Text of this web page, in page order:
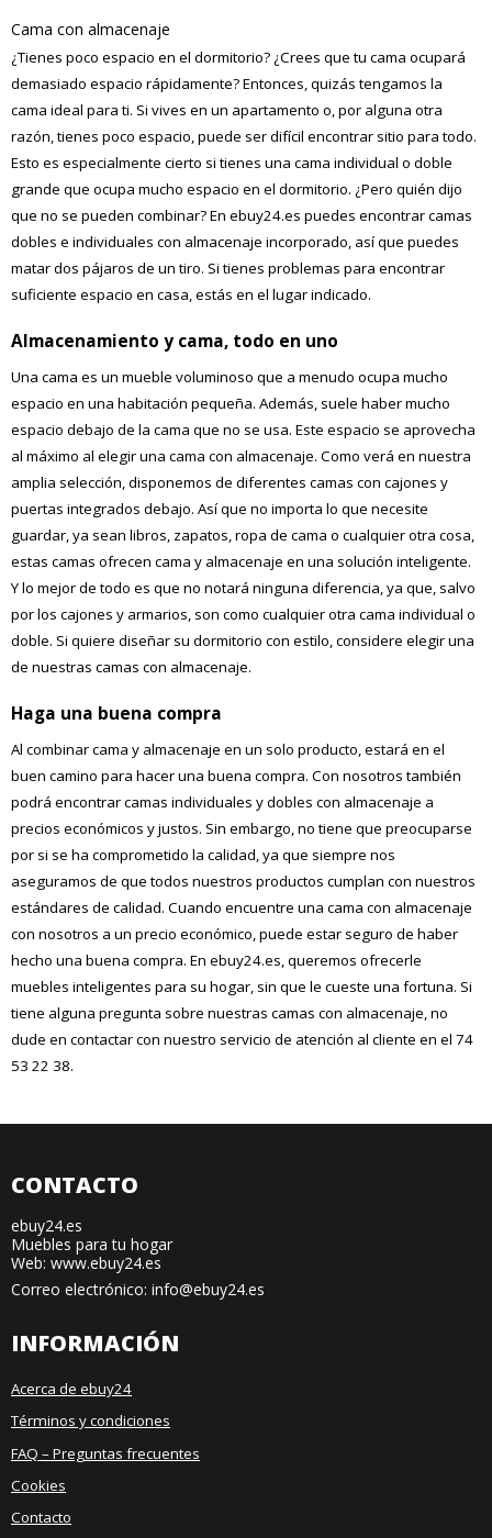
Cama con almacenaje
¿Tienes poco espacio en el dormitorio? ¿Crees que tu cama ocupará
demasiado espacio rápidamente? Entonces, quizás tengamos la
cama ideal para ti. Si vives en un apartamento o, por alguna otra
razón, tienes poco espacio, puede ser difícil encontrar sitio para todo.
Esto es especialmente cierto si tienes una cama individual o doble
grande que ocupa mucho espacio en el dormitorio. ¿Pero quién dijo
que no se pueden combinar? En ebuy24.es puedes encontrar camas
dobles e individuales con almacenaje incorporado, así que puedes
matar dos pájaros de un tiro. Si tienes problemas para encontrar
suficiente espacio en casa, estás en el lugar indicado.
Almacenamiento y cama, todo en uno
Una cama es un mueble voluminoso que a menudo ocupa mucho
espacio en una habitación pequeña. Además, suele haber mucho
espacio debajo de la cama que no se usa. Este espacio se aprovecha
al máximo al elegir una cama con almacenaje. Como verá en nuestra
amplia selección, disponemos de diferentes camas con cajones y
puertas integrados debajo. Así que no importa lo que necesite
guardar, ya sean libros, zapatos, ropa de cama o cualquier otra cosa,
estas camas ofrecen cama y almacenaje en una solución inteligente.
Y lo mejor de todo es que no notará ninguna diferencia, ya que, salvo
por los cajones y armarios, son como cualquier otra cama individual o
doble. Si quiere diseñar su dormitorio con estilo, considere elegir una
de nuestras camas con almacenaje.
Haga una buena compra
Al combinar cama y almacenaje en un solo producto, estará en el
buen camino para hacer una buena compra. Con nosotros también
podrá encontrar camas individuales y dobles con almacenaje a
precios económicos y justos. Sin embargo, no tiene que preocuparse
por si se ha comprometido la calidad, ya que siempre nos
aseguramos de que todos nuestros productos cumplan con nuestros
estándares de calidad. Cuando encuentre una cama con almacenaje
con nosotros a un precio económico, puede estar seguro de haber
hecho una buena compra. En ebuy24.es, queremos ofrecerle
muebles inteligentes para su hogar, sin que le cueste una fortuna. Si
tiene alguna pregunta sobre nuestras camas con almacenaje, no
dude en contactar con nuestro servicio de atención al cliente en el 74
53 22 38.
CONTACTO
ebuy24.es
Muebles para tu hogar
Web: www.ebuy24.es
Correo electrónico: info@ebuy24.es
INFORMACIÓN
Acerca de ebuy24
Términos y condiciones
FAQ – Preguntas frecuentes
Cookies
Contacto